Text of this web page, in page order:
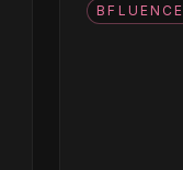
BFLUENCE